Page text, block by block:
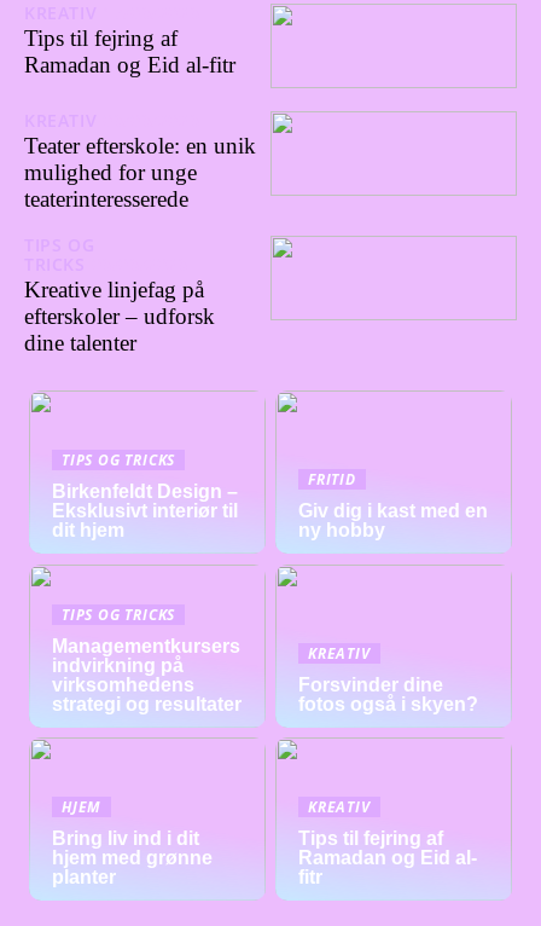
Tips til fejring af
Ramadan og Eid al-fitr
Teater efterskole: en unik
mulighed for unge
teaterinteresserede
Kreative linjefag på
efterskoler – udforsk
dine talenter
TIPS OG TRICKS
Birkenfeldt Design –
Eksklusivt interiør til
dit hjem
FRITID
Giv dig i kast med en
ny hobby
TIPS OG TRICKS
Managementkursers
indvirkning på
virksomhedens
strategi og resultater
KREATIV
Forsvinder dine
fotos også i skyen?
HJEM
Bring liv ind i dit
hjem med grønne
planter
KREATIV
Tips til fejring af
Ramadan og Eid al-
fitr